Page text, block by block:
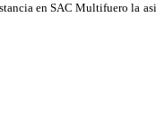
en SAC Multifuero la